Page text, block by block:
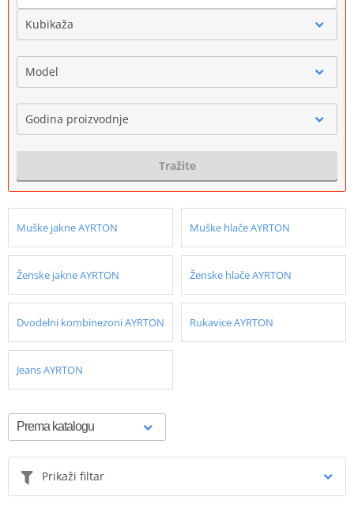
Kubikaža
Model
Godina proizvodnje
Tražite
Muške jakne AYRTON Muške hlače AYRTON
Ženske jakne AYRTON Ženske hlače AYRTON
Dvodelni kombinezoni AYRTON Rukavice AYRTON
Jeans AYRTON
Prikaži filtar